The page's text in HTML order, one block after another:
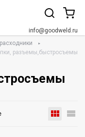
info@goodweld.ru
разъемы,быстросъемы